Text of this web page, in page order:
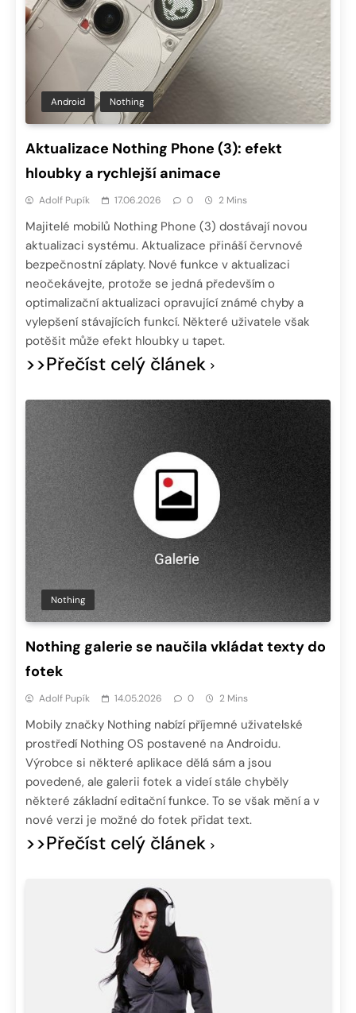
Android Nothing
Aktualizace Nothing Phone (3): efekt
hloubky a rychlejší animace
Adolf Pupík 17.06.2026 0 2 Mins
Majitelé mobilů Nothing Phone (3) dostávají novou
aktualizaci systému. Aktualizace přináší červnové
bezpečnostní záplaty. Nové funkce v aktualizaci
neočekávejte, protože se jedná především o
optimalizační aktualizaci opravující známé chyby a
vylepšení stávajících funkcí. Některé uživatele však
potěšit může efekt hloubky u tapet.
>>Přečíst celý článek
Nothing
Nothing galerie se naučila vkládat texty do
fotek
Adolf Pupík 14.05.2026 0 2 Mins
Mobily značky Nothing nabízí příjemné uživatelské
prostředí Nothing OS postavené na Androidu.
Výrobce si některé aplikace dělá sám a jsou
povedené, ale galerii fotek a videí stále chyběly
některé základní editační funkce. To se však mění a v
nové verzi je možné do fotek přidat text.
>>Přečíst celý článek